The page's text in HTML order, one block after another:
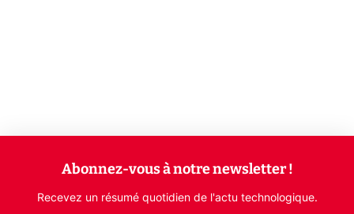
Abonnez-vous à notre newsletter !
Recevez un résumé quotidien de l'actu technologique.